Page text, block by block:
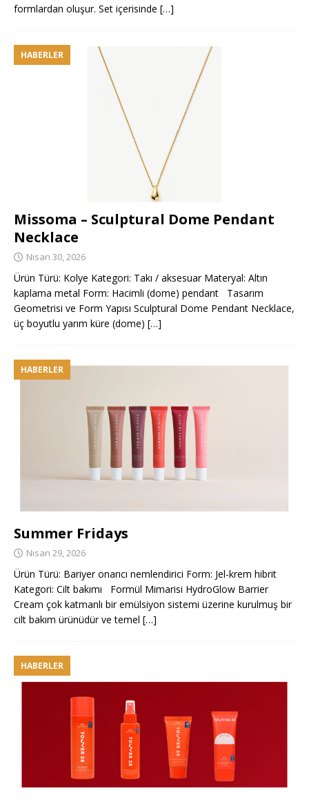
formlardan oluşur. Set içerisinde […]
HABERLER
Missoma – Sculptural Dome Pendant
Necklace
Nisan 30, 2026
Ürün Türü: Kolye Kategori: Takı / aksesuar Materyal: Altın
kaplama metal Form: Hacimli (dome) pendant Tasarım
Geometrisi ve Form Yapısı Sculptural Dome Pendant Necklace,
üç boyutlu yarım küre (dome) […]
HABERLER
Summer Fridays
Nisan 29, 2026
Ürün Türü: Bariyer onarıcı nemlendirici Form: Jel-krem hibrit
Kategori: Cilt bakımı Formül Mimarisi HydroGlow Barrier
Cream çok katmanlı bir emülsiyon sistemi üzerine kurulmuş bir
cilt bakım ürünüdür ve temel […]
HABERLER